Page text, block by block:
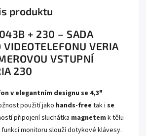
produktu
+ 230 – SADA
VIDEOTELEFONU VERIA
VSTUPNÍ
230
v elegantním designu se 4,3"
použití jako hands-free tak i se
připojení sluchátka magnetem k tělu
monitoru slouží dotykové klávesy.